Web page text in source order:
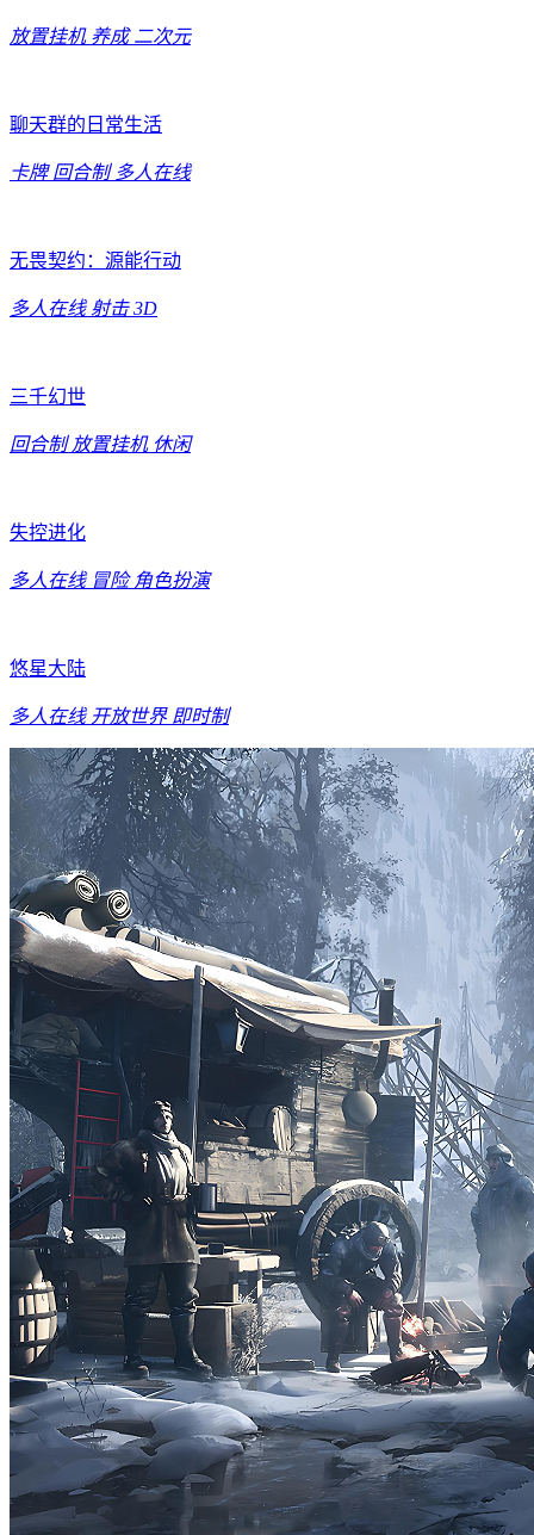
放置挂机 养成 二次元
聊天群的日常生活
卡牌 回合制 多人在线
无畏契约：源能行动
多人在线 射击 3D
三千幻世
回合制 放置挂机 休闲
失控进化
多人在线 冒险 角色扮演
悠星大陆
多人在线 开放世界 即时制